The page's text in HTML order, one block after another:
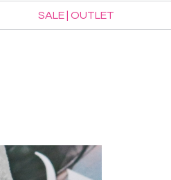
SALE | OUTLET